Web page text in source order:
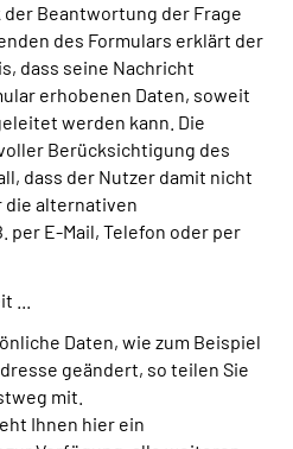
(DGS)
Beantwortung der Frage
des Formulars erklärt der
dass seine Nachricht
erhobenen Daten, soweit
werden kann. Die
Berücksichtigung des
dass der Nutzer damit nicht
die alternativen
per E-Mail, Telefon oder per
...
Daten, wie zum Beispiel
geändert, so teilen Sie
mit.
Ihnen hier ein